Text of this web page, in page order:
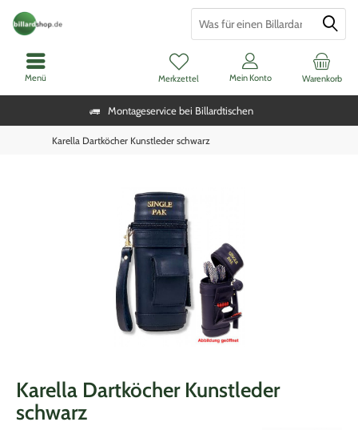
Montageservice bei Billardtischen
Warenkorb
Merkzettel Mein Konto
Menü
Karella Dartköcher Kunstleder schwarz
Karella Dartköcher Kunstleder
schwarz